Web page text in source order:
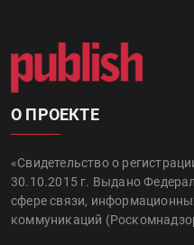
О ПРОЕКТЕ
«Свидетельство о
30.10.2015 г. Выдано
сфере связи,
коммуникаций